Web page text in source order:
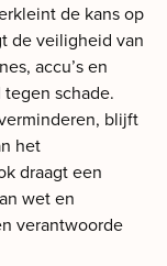
de kans op
de veiligheid van
accu’s en
schade.
blijft
het
draagt een
wet en
verantwoorde